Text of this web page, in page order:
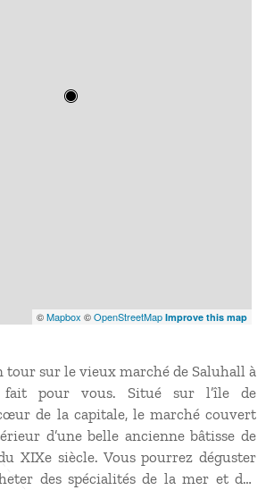
©Mapbox ©OpenStreetMap Improve this map
tour sur le vieux marché de Saluhall à
fait pour vous. Situé sur l’île de
de la capitale, le marché couvert
d’une belle ancienne bâtisse de
XIXe siècle. Vous pourrez déguster
des spécialités de la mer et des